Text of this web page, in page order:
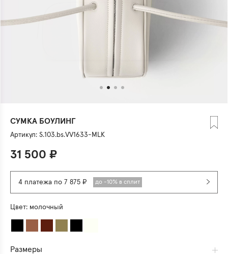
СУМКА БОУЛИНГ
Артикул: S.103.bs.VV1633-MLK
31 500 ₽
4 платежа по 7 875 ₽ до -10% в сплит
Цвет: молочный
Размеры